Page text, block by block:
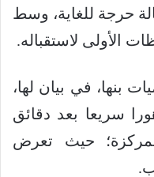
حرجة للغاية، وسط
الأولى لاستقباله.
بنها، في بيان لها،
سريعا بعد دقائق
حيث تعرض